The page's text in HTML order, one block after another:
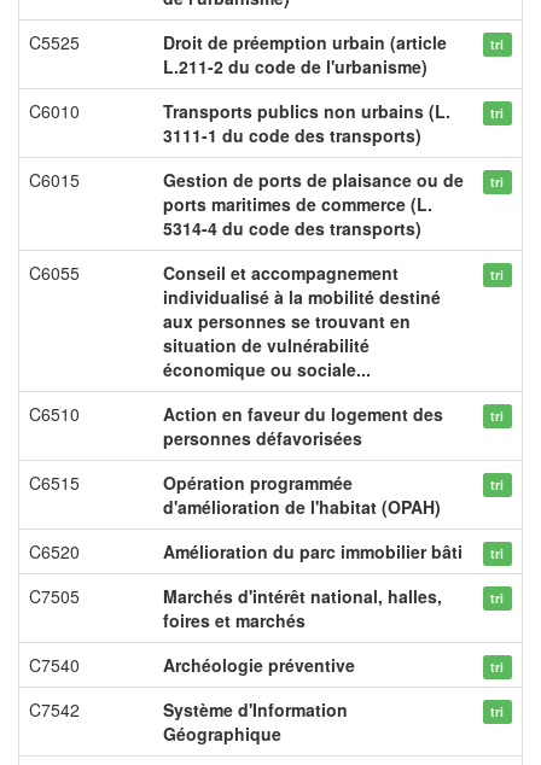
C5525
Droit de préemption urbain (article
L.211-2 du code de l'urbanisme)
tri
C6010
Transports publics non urbains (L.
3111-1 du code des transports)
tri
C6015
Gestion de ports de plaisance ou de
ports maritimes de commerce (L.
5314-4 du code des transports)
tri
C6055
Conseil et accompagnement
individualisé à la mobilité destiné
aux personnes se trouvant en
situation de vulnérabilité
économique ou sociale...
tri
C6510
Action en faveur du logement des
personnes défavorisées
tri
C6515
Opération programmée
d'amélioration de l'habitat (OPAH)
tri
C6520 Amélioration du parc immobilier bâti tri
C7505
Marchés d'intérêt national, halles,
foires et marchés
tri
C7540 Archéologie préventive tri
C7542
Système d'Information
Géographique
tri